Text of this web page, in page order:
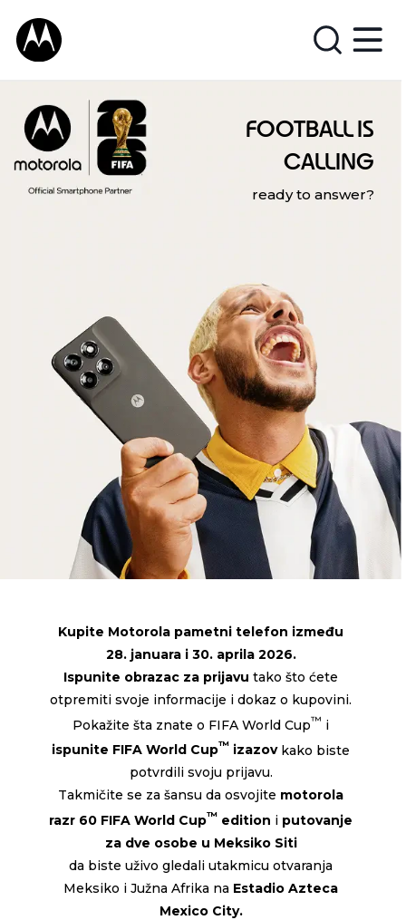
FOOTBALL IS
CALLING
ready to answer?
Kupite Motorola pametni telefon između
28. januara i 30. aprila 2026.
Ispunite obrazac za prijavu tako što ćete
otpremiti svoje informacije i dokaz o kupovini.
Pokažite šta znate o FIFA World Cup™ i
ispunite FIFA World Cup™ izazovkako biste
potvrdili svoju prijavu.
Takmičite se za šansu da osvojite motorola
razr 60 FIFA World Cup™ edition i putovanje
za dve osobe u Meksiko Siti
da biste uživo gledali utakmicu otvaranja
Meksiko i Južna Afrika na Estadio Azteca
Mexico City.